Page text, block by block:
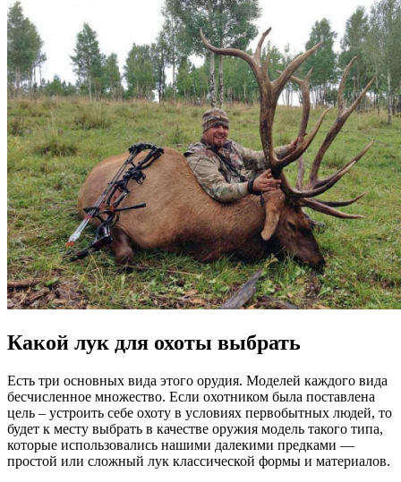
Какой лук для охоты выбрать
Есть три основных вида этого орудия. Моделей каждого вида
бесчисленное множество. Если охотником была поставлена
цель – устроить себе охоту в условиях первобытных людей, то
будет к месту выбрать в качестве оружия модель такого типа,
которые использовались нашими далекими предками —
простой или сложный лук классической формы и материалов.